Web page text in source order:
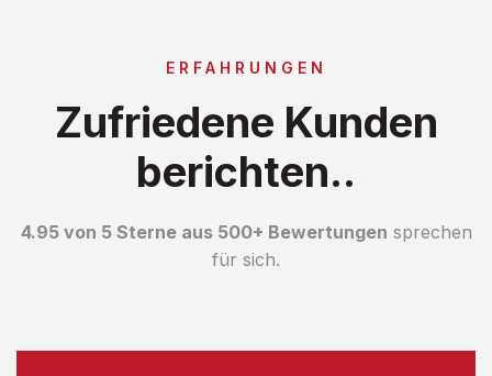
ERFAHRUNGEN
Zufriedene Kunden
berichten..
4.95 von 5 Sterne aus 500+ Bewertungen sprechen
für sich.